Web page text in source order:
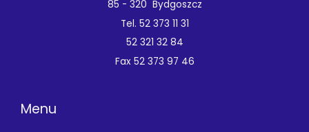
85 - 320 Bydgoszcz
Tel. 52 373 11 31
52 321 32 84
Fax 52 373 97 46
Menu